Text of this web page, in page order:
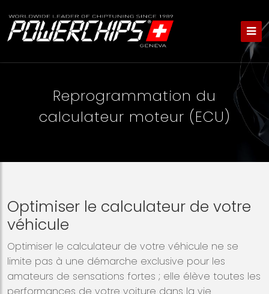
Reprogrammation du
calculateur moteur (ECU)
Optimiser le calculateur de votre
véhicule
Optimiser le calculateur de votre véhicule ne se
limite pas à une démarche exclusive pour les
amateurs de sensations fortes ; elle élève toutes les